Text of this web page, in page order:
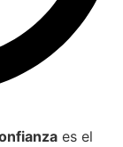
es el